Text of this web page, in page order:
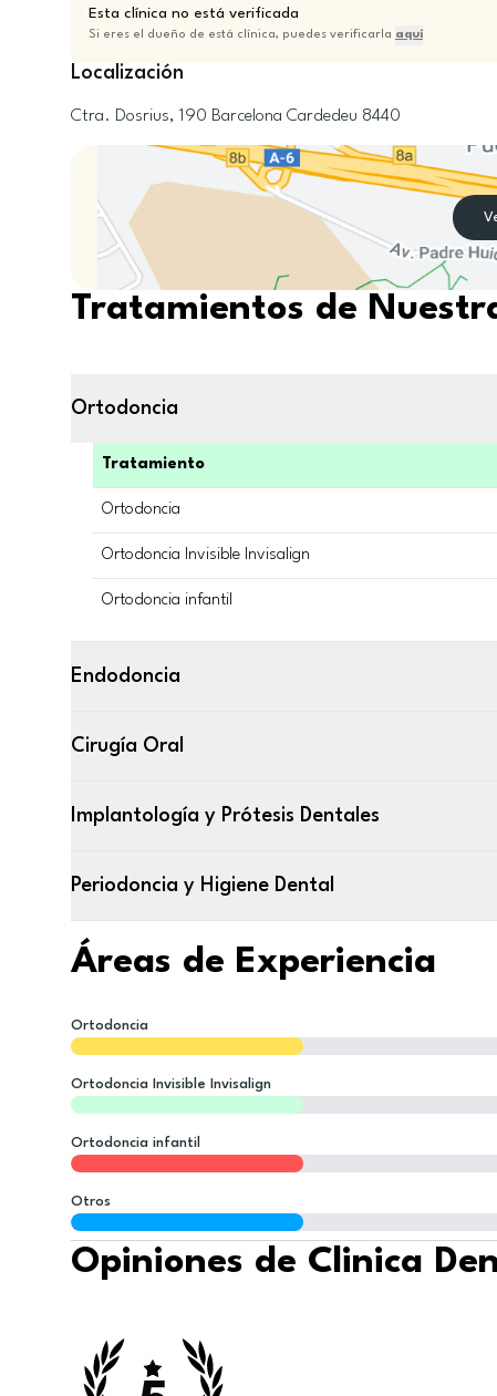
Esta clínica no está verificada
Si eres el dueño de está clínica, puedes verificarla aquí
Localización
Ctra. Dosrius, 190 Barcelona Cardedeu 8440
Tratamientos de
Ortodoncia
Tratamiento
Ortodoncia
Ortodoncia Invisible Invisalign
Ortodoncia infantil
Endodoncia
Cirugía Oral
Implantología y Prótesis Dentales
Periodoncia y Higiene Dental
Áreas de Experiencia
Ortodoncia
Ortodoncia Invisible Invisalign
Ortodoncia infantil
Otros
Opiniones de Clinica